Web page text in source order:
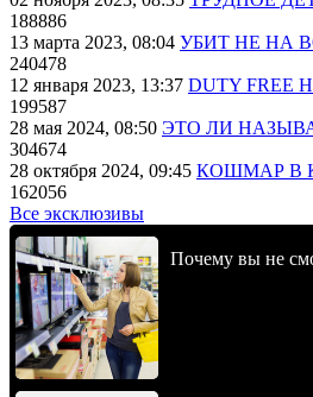
188886
13 марта 2023, 08:04 УБИТ НЕ НА
240478
12 января 2023, 13:37 DUTY FREE
199587
28 мая 2024, 08:50 ЭТО ЛИ
304674
28 октября 2024, 09:45 КОШМАР В
162056
Все эксклюзивы
Почему вы не